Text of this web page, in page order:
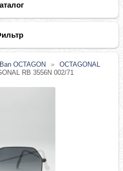
OCTAGON
OCTAGONAL
RB 3556N 002/71